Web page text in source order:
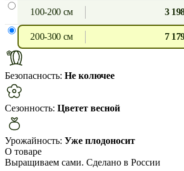
100-200 см 3
200-300 см 7
Безопасность: Не колючее
Сезонность: Цветет весной
Урожайность: Уже плодоносит
О товаре
Выращиваем сами. Сделано в России